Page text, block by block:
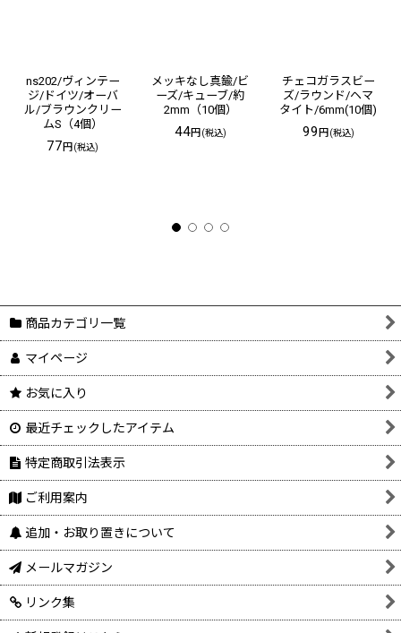
ns202/ヴィンテー
ジ/ドイツ/オーバ
ル/ブラウンクリー
ムS（4個）
77円(税込)
メッキなし真鍮/ビ
ーズ/キューブ/約
2mm（10個）
44円(税込)
チェコガラスビー
ズ/ラウンド/ヘマ
タイト/6mm(10個)
99円(税込)
商品カテゴリ一覧
マイページ
お気に入り
最近チェックしたアイテム
特定商取引法表示
ご利用案内
追加・お取り置きについて
メールマガジン
リンク集